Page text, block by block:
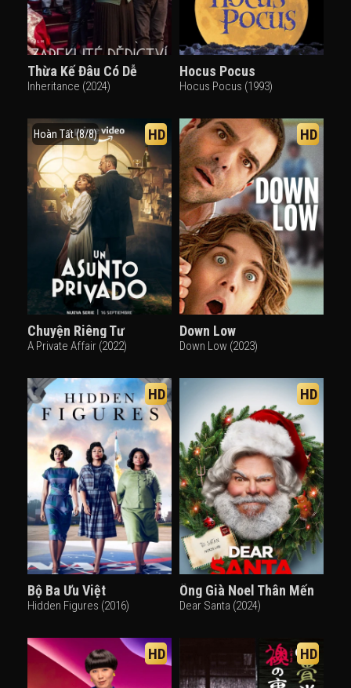
Thừa Kế Đâu Có Dễ
Inheritance (2024)
Hocus Pocus
Hocus Pocus (1993)
Hoàn Tất (8/8) HD
Chuyện Riêng Tư
A Private Affair (2022)
HD
Down Low
Down Low (2023)
HD
Bộ Ba Ưu Việt
Hidden Figures (2016)
HD
Ông Già Noel Thân Mến
Dear Santa (2024)
HD HD